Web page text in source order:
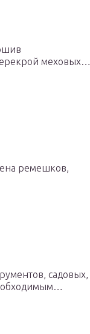
меховых…
ремешков,
садовых,